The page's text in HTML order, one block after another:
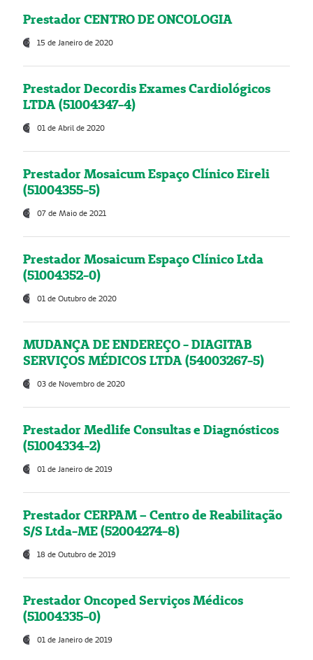
Prestador CENTRO DE ONCOLOGIA
15 de Janeiro de 2020
Prestador Decordis Exames Cardiológicos
LTDA (51004347-4)
01 de Abril de 2020
Prestador Mosaicum Espaço Clínico Eireli
(51004355-5)
07 de Maio de 2021
Prestador Mosaicum Espaço Clínico Ltda
(51004352-0)
01 de Outubro de 2020
MUDANÇA DE ENDEREÇO - DIAGITAB
SERVIÇOS MÉDICOS LTDA (54003267-5)
03 de Novembro de 2020
Prestador Medlife Consultas e Diagnósticos
(51004334-2)
01 de Janeiro de 2019
Prestador CERPAM – Centro de Reabilitação
S/S Ltda-ME (52004274-8)
18 de Outubro de 2019
Prestador Oncoped Serviços Médicos
(51004335-0)
01 de Janeiro de 2019